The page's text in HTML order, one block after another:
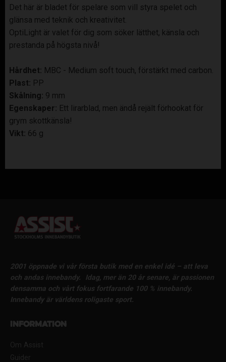
Det här är bladet för spelare som vill styra spelet och
glänsa med teknik och kreativitet.
OptiLight är valet för dig som söker lätthet, känsla och
prestanda på högsta nivå!
Hårdhet: MBC - Medium soft touch, förstärkt med carbon.
Plast: PP
Skålning: 9 mm
Egenskaper: Ett lirarblad, men ändå rejält förhookat för
grym skottkänsla!
Vikt: 66 g
2001 öppnade vi vår första butik med en enkel idé – att leva
och andas innebandy.
Idag, mer än 20 år senare, är passionen
densamma och vårt fokus fortfarande 100 % innebandy.
Innebandy är världens roligaste sport.
Information
Om Assist
Guider